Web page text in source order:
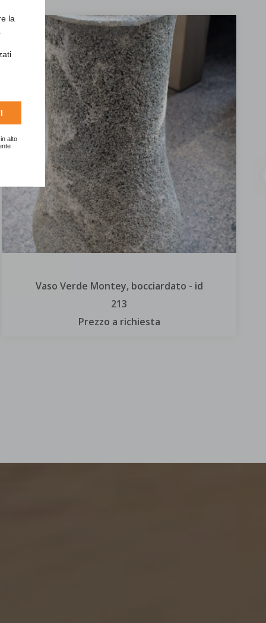
la
alto
Vaso Verde Montey, bocciardato - id
213
Prezzo a richiesta